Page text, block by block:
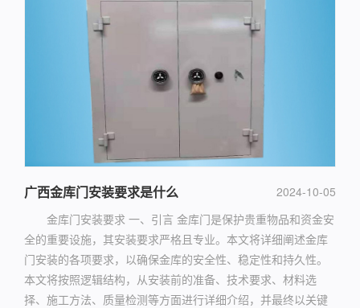
2024-10-05
广西金库门安装要求是什么
金库门安装要求 一、引言 金库门是保护贵重物品和资金安
全的重要设施，其安装要求严格且专业。本文将详细阐述金库
门安装的各项要求，以确保金库的安全性、稳定性和持久性。
本文将按照逻辑结构，从安装前的准备、技术要求、材料选
择、施工方法、质量检测等方面进行详细介绍，并最终以关键